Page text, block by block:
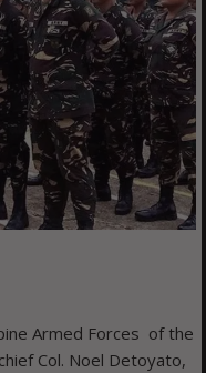
Armed Forces of the
Col. Noel Detoyato,